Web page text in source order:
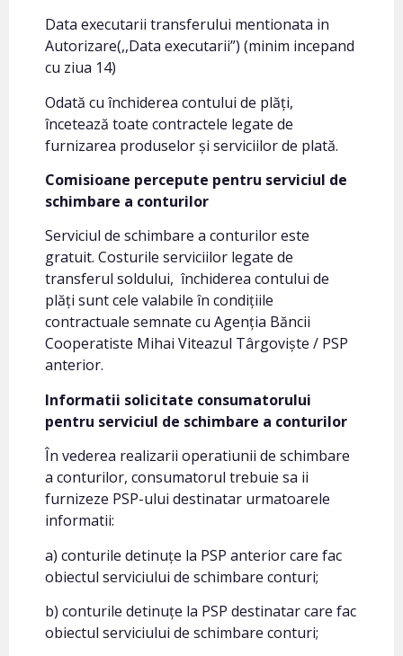
Data executarii transferului mentionata in
Autorizare(,,Data executarii”) (minim incepand
cu ziua 14)
Odată cu închiderea contului de plăți,
încetează toate contractele legate de
furnizarea produselor și serviciilor de plată.
Comisioane percepute pentru serviciul de
schimbare a conturilor
Serviciul de schimbare a conturilor este
gratuit. Costurile serviciilor legate de
transferul soldului, închiderea contului de
plăți sunt cele valabile în condițiile
contractuale semnate cu Agenția Băncii
Cooperatiste Mihai Viteazul Târgoviște / PSP
anterior.
Informatii solicitate consumatorului
pentru serviciul de schimbare a conturilor
În vederea realizarii operatiunii de schimbare
a conturilor, consumatorul trebuie sa ii
furnizeze PSP-ului destinatar urmatoarele
informatii:
a) conturile detinuțe la PSP anterior care fac
obiectul serviciului de schimbare conturi;
b) conturile detinuțe la PSP destinatar care fac
obiectul serviciului de schimbare conturi;